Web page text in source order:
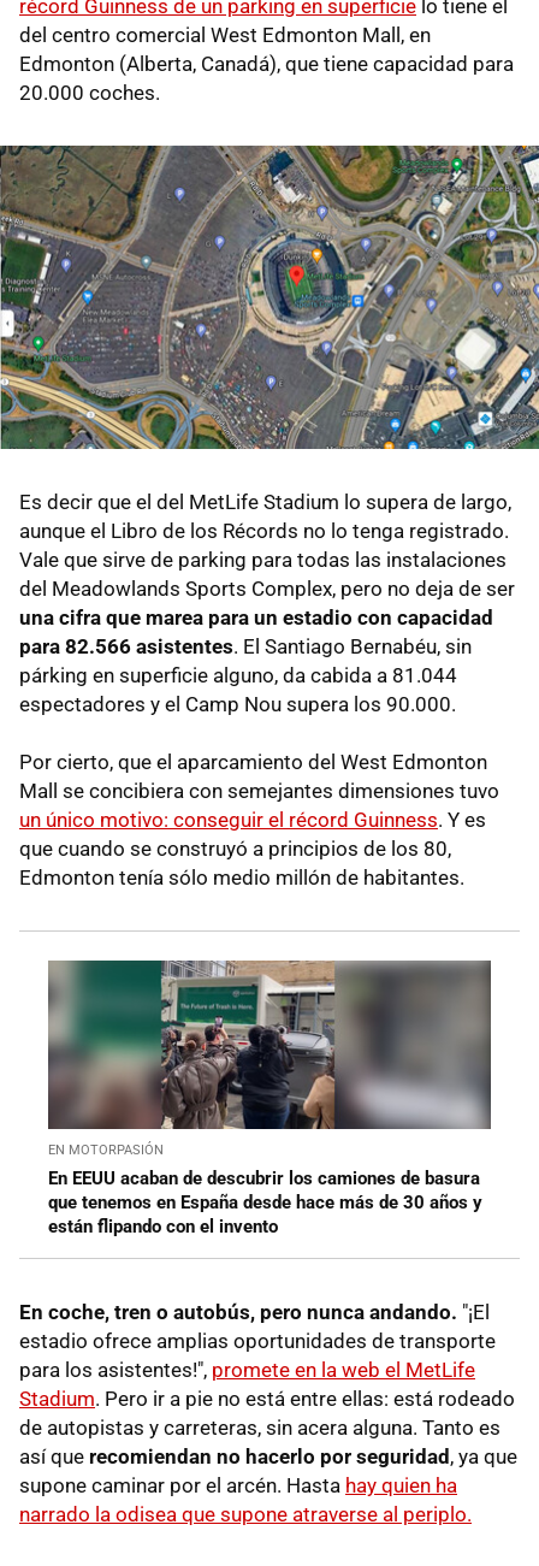
récord Guinness de un parking en superficie lo tiene el
del centro comercial West Edmonton Mall, en
Edmonton (Alberta, Canadá), que tiene capacidad para
20.000 coches.
Es decir que el del MetLife Stadium lo supera de largo,
aunque el Libro de los Récords no lo tenga registrado.
Vale que sirve de parking para todas las instalaciones
del Meadowlands Sports Complex, pero no deja de ser
una cifra que marea para un estadio con capacidad
para 82.566 asistentes. El Santiago Bernabéu, sin
párking en superficie alguno, da cabida a 81.044
espectadores y el Camp Nou supera los 90.000.
Por cierto, que el aparcamiento del West Edmonton
Mall se concibiera con semejantes dimensiones tuvo
un único motivo: conseguir el récord Guinness. Y es
que cuando se construyó a principios de los 80,
Edmonton tenía sólo medio millón de habitantes.
EN MOTORPASIÓN
En EEUU acaban de descubrir los camiones de basura
que tenemos en España desde hace más de 30 años y
están flipando con el invento
En coche, tren o autobús, pero nunca andando. "¡El
estadio ofrece amplias oportunidades de transporte
para los asistentes!", promete en la web el MetLife
Stadium. Pero ir a pie no está entre ellas: está rodeado
de autopistas y carreteras, sin acera alguna. Tanto es
así que recomiendan no hacerlo por seguridad, ya que
supone caminar por el arcén. Hasta hay quien ha
narrado la odisea que supone atraverse al periplo.